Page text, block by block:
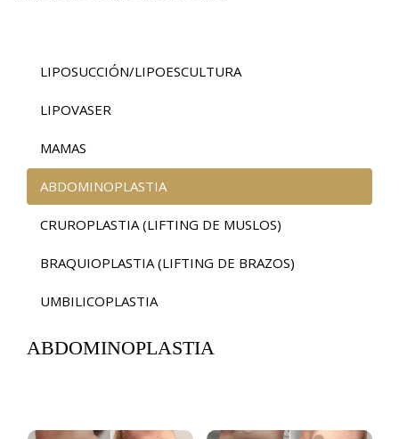
LIPOSUCCIÓN/LIPOESCULTURA
LIPOVASER
MAMAS
ABDOMINOPLASTIA
CRUROPLASTIA (LIFTING DE MUSLOS)
BRAQUIOPLASTIA (LIFTING DE BRAZOS)
UMBILICOPLASTIA
ABDOMINOPLASTIA